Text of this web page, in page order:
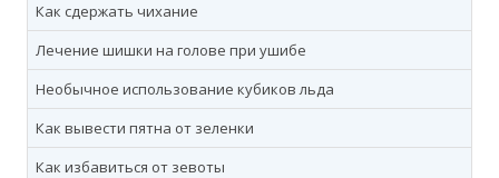
Как сдержать чихание
Лечение шишки на голове при ушибе
Необычное использование кубиков льда
Как вывести пятна от зеленки
Как избавиться от зевоты